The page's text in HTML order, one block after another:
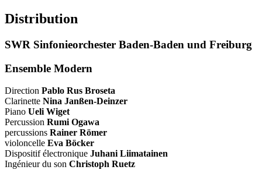
Distribution
SWR Sinfonieorchester Baden-Baden und Freiburg
Ensemble Modern
Direction Pablo Rus Broseta
Clarinette Nina Janßen-Deinzer
Piano Ueli Wiget
Percussion Rumi Ogawa
percussions Rainer Römer
violoncelle Eva Böcker
Dispositif électronique Juhani Liimatainen
Ingénieur du son Christoph Ruetz